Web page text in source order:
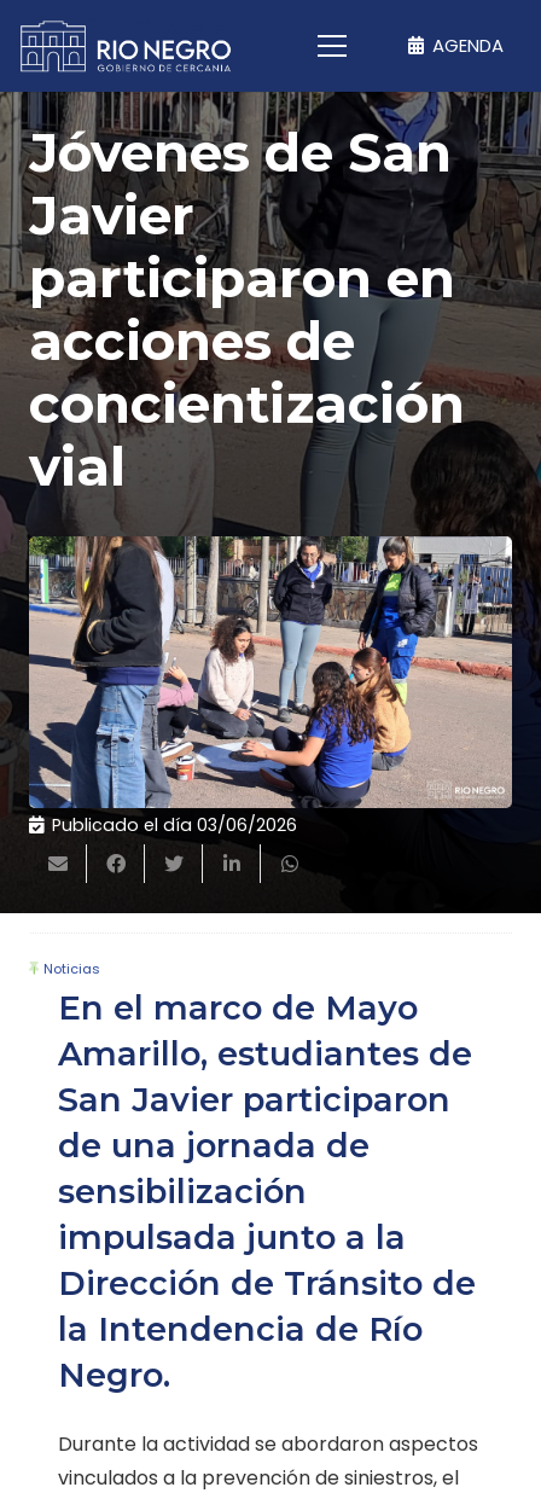
AGENDA
Jóvenes de San
Javier
participaron en
acciones de
concientización
vial
Publicado el día 03/06/2026
Noticias
En el marco de Mayo
Amarillo, estudiantes de
San Javier participaron
de una jornada de
sensibilización
impulsada junto a la
Dirección de Tránsito de
la Intendencia de Río
Negro.
Durante la actividad se abordaron aspectos
vinculados a la prevención de siniestros, el